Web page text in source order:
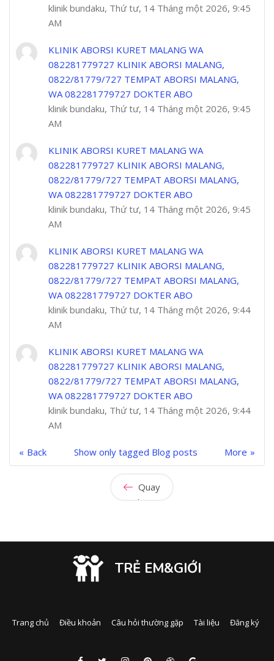
klinik bundaku, Thứ tư, 14 Tháng một 2026, 9:45
AM
KLINIK ABORSI KURET MALANG WA
082281779727 KLINIK ABORSI MALANG,
0822/81779/727 TEMPAT ABORSI MALANG,
WA 082281779727 DOKTER ABO
klinik bundaku, Thứ tư, 14 Tháng một 2026, 9:45
AM
KLINIK ABORSI KURET MALANG WA
082281779727 KLINIK ABORSI MALANG,
0822/81779/727 TEMPAT ABORSI MALANG,
WA 082281779727 DOKTER ABO
klinik bundaku, Thứ tư, 14 Tháng một 2026, 9:45
AM
KLINIK ABORSI KURET MALANG WA
082281779727 KLINIK ABORSI MALANG,
0822/81779/727 TEMPAT ABORSI MALANG,
WA 082281779727 DOKTER ABO
klinik bundaku, Thứ tư, 14 Tháng một 2026, 9:44
AM
KLINIK ABORSI KURET MALANG WA
082281779727 KLINIK ABORSI MALANG,
0822/81779/727 TEMPAT ABORSI MALANG,
WA 082281779727 DOKTER ABO
klinik bundaku, Thứ tư, 14 Tháng một 2026, 9:44
AM
Back More
Show only tagged Blog posts
Quay
lại
TRẺ EM&GIỚI
Trang chủ Điều khoản Câu hỏi thường gặp Tài liệu Đăng ký